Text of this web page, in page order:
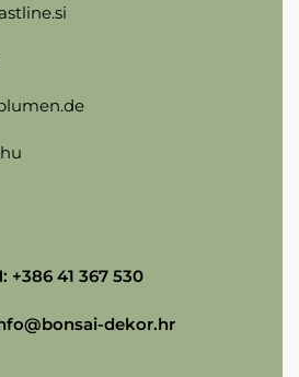
+386 41 367 530
dekor.hr